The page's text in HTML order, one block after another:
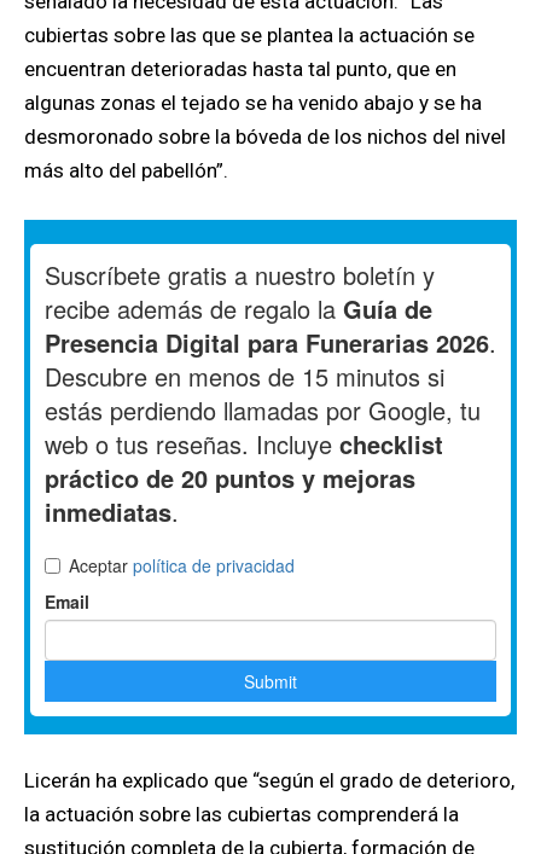
cubiertas sobre las que se plantea la actuación se
encuentran deterioradas hasta tal punto, que en
algunas zonas el tejado se ha venido abajo y se ha
desmoronado sobre la bóveda de los nichos del nivel
más alto del pabellón”.
Licerán ha explicado que “según el grado de deterioro,
la actuación sobre las cubiertas comprenderá la
sustitución completa de la cubierta, formación de